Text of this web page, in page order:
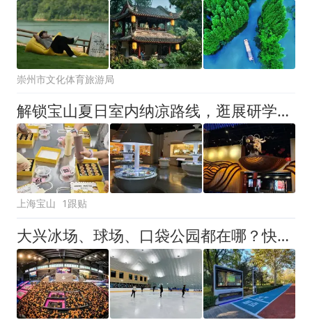
崇州市文化体育旅游局
解锁宝山夏日室内纳凉路线，逛展研学两不误
上海宝山 1跟贴
大兴冰场、球场、口袋公园都在哪？快来逛吧！